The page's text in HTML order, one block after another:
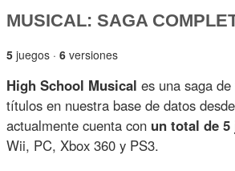
MUSICAL: SAGA
5 juegos ·6 versiones
High School Musical es una saga
títulos en nuestra base de datos
actualmente cuenta con un total de 5
Wii, PC, Xbox 360 y PS3.